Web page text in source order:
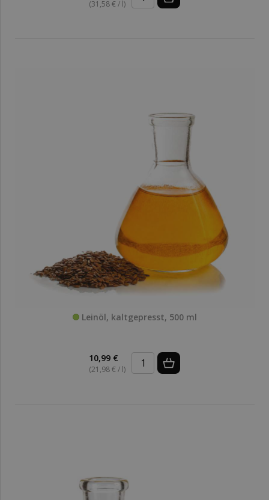
(31,58 € / l)
Leinöl, kaltgepresst, 500 ml
10,99 €
(21,98 € / l)